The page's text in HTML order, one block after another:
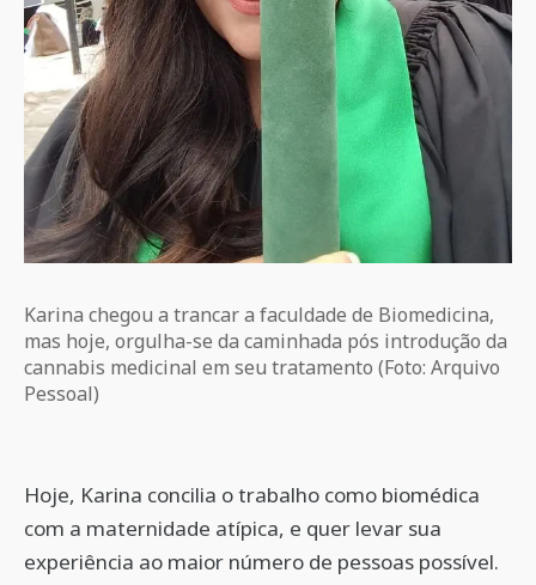
Karina chegou a trancar a faculdade de Biomedicina,
mas hoje, orgulha-se da caminhada pós introdução da
cannabis medicinal em seu tratamento (Foto: Arquivo
Pessoal)
Hoje, Karina concilia o trabalho como biomédica
com a maternidade atípica, e quer levar sua
experiência ao maior número de pessoas possível.